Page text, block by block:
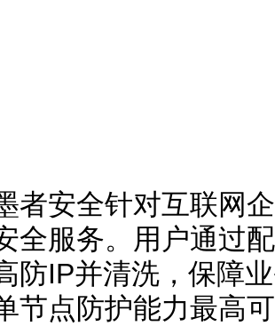
者安全针对互联网
全服务。用户通过
防IP并清洗，保障
节点防护能力最高